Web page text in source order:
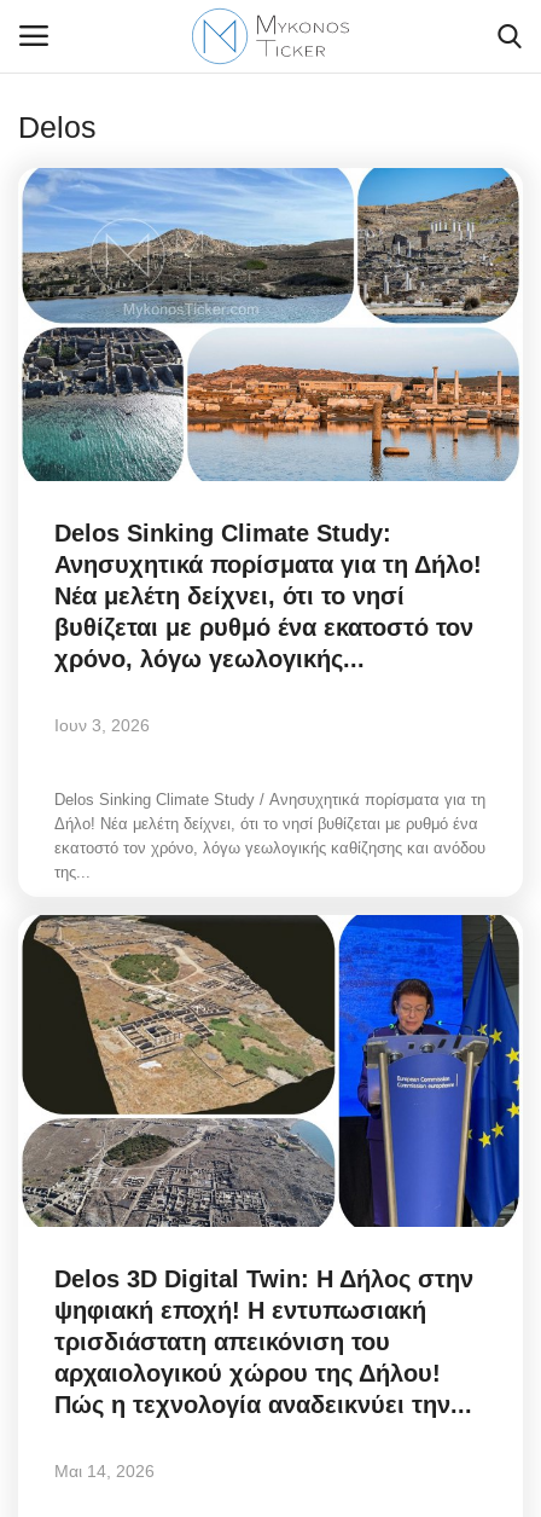
Contact Us
Politique
Business
Travel
World
Greece
Entertainment
Mykonos Ticker TV
Sport
Sustainability
In Pictures
Science & Tech
Aegean Islands
Cost Of Living Crisis
Opinion + Analysis
Delos
Delos Sinking Climate Study:
Ανησυχητικά πορίσματα για τη Δήλο!
Νέα μελέτη δείχνει, ότι το νησί
βυθίζεται με ρυθμό ένα εκατοστό τον
χρόνο, λόγω γεωλογικής...
Ιουν 3, 2026
Delos Sinking Climate Study / Ανησυχητικά πορίσματα για τη
Δήλο! Νέα μελέτη δείχνει, ότι το νησί βυθίζεται με ρυθμό ένα
εκατοστό τον χρόνο, λόγω γεωλογικής καθίζησης και ανόδου
της...
Delos 3D Digital Twin: Η Δήλος στην
ψηφιακή εποχή! Η εντυπωσιακή
τρισδιάστατη απεικόνιση του
αρχαιολογικού χώρου της Δήλου!
Πώς η τεχνολογία αναδεικνύει την...
Μαι 14, 2026